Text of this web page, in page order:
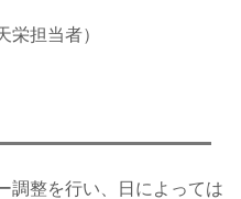
栄担当者）
調整を行い、日によっては